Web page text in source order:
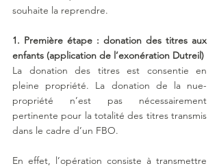
souhaite la reprendre.
1. Première étape : donation des titres aux
enfants (application de l’exonération Dutreil)
La donation des titres est consentie en
pleine propriété. La donation de la nue-
propriété n’est pas nécessairement
pertinente pour la totalité des titres transmis
dans le cadre d’un FBO.
En effet, l’opération consiste à transmettre